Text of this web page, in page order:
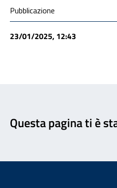
Condivisione social
Pubblicazione
23/01/2025, 12:43
Questa pagina ti è